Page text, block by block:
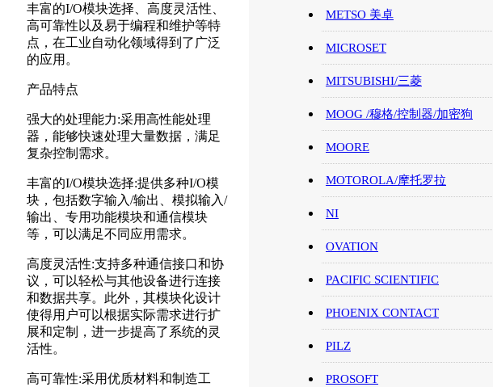
丰富的I/O模块选择、高度灵活性、
高可靠性以及易于编程和维护等特
点，在工业自动化领域得到了广泛
的应用。
产品特点
强大的处理能力:采用高性能处理
器，能够快速处理大量数据，满足
复杂控制需求。
丰富的I/O模块选择:提供多种I/O模
块，包括数字输入/输出、模拟输入/
输出、专用功能模块和通信模块
等，可以满足不同应用需求。
高度灵活性:支持多种通信接口和协
议，可以轻松与其他设备进行连接
和数据共享。此外，其模块化设计
使得用户可以根据实际需求进行扩
展和定制，进一步提高了系统的灵
活性。
高可靠性:采用优质材料和制造工
METSO 美卓
MICROSET
MITSUBISHI/三菱
MOOG /穆格/控制器/加密狗
MOORE
MOTOROLA/摩托罗拉
NI
OVATION
PACIFIC SCIENTIFIC
PHOENIX CONTACT
PILZ
PROSOFT